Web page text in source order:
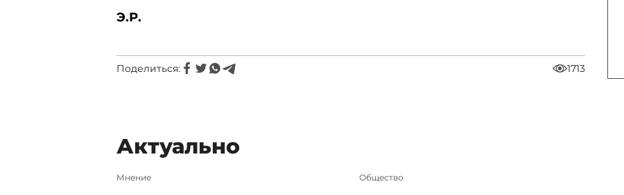
Э.Р.
Поделиться: 1713
Актуально
Мнение Общество